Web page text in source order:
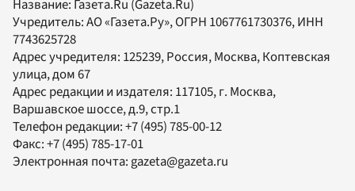
Название: Газета.Ru (Gazeta.Ru)
Учредитель:АО «Газета.Ру», ОГРН 1067761730376, ИНН
7743625728
Адрес учредителя: 125239, Россия, Москва, Коптевская
улица, дом 67
Адрес редакции и издателя: 117105, г. Москва,
Варшавское шоссе, д.9, стр.1
Телефон редакции:+7 (495) 785-00-12
Факс:+7 (495) 785-17-01
Электронная почта:gazeta@gazeta.ru